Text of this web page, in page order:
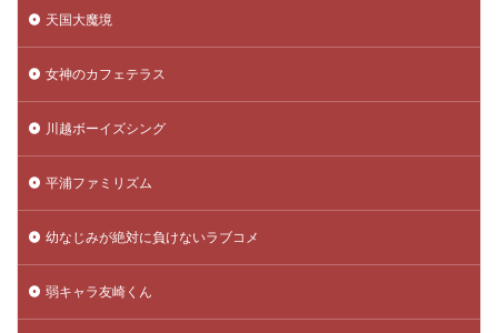
天国大魔境
女神のカフェテラス
川越ボーイズシング
平浦ファミリズム
幼なじみが絶対に負けないラブコメ
弱キャラ友崎くん